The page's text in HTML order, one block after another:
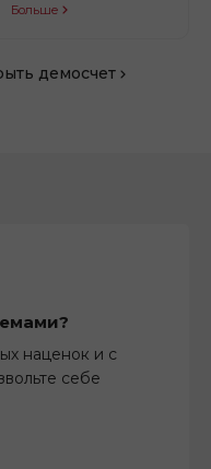
Больше
демосчет
наценок и с
себе